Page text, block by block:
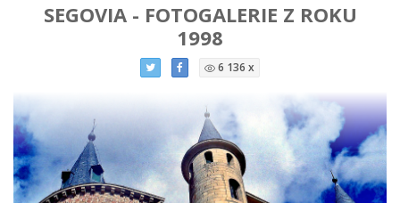
SEGOVIA - FOTOGALERIE Z ROKU
1998
6 136 x